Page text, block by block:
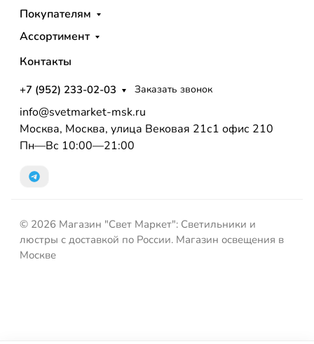
Покупателям
Ассортимент
Контакты
+7 (952) 233-02-03 Заказать звонок
info@svetmarket-msk.ru
Москва, Москва, улица Вековая 21с1 офис 210
Пн—Вс 10:00—21:00
© 2026 Магазин "Свет Маркет": Светильники и
люстры с доставкой по России. Магазин освещения в
Москве